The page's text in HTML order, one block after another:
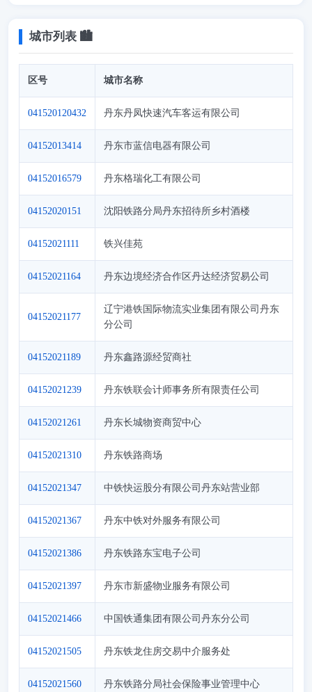
城市列表 🏙️
区号 城市名称
041520120432 丹东丹凤快速汽车客运有限公司
04152013414 丹东市蓝信电器有限公司
04152016579 丹东格瑞化工有限公司
04152020151 沈阳铁路分局丹东招待所乡村酒楼
04152021111 铁兴佳苑
04152021164 丹东边境经济合作区丹达经济贸易公司
04152021177
辽宁港铁国际物流实业集团有限公司丹东
分公司
04152021189 丹东鑫路源经贸商社
04152021239 丹东铁联会计师事务所有限责任公司
04152021261 丹东长城物资商贸中心
04152021310 丹东铁路商场
04152021347 中铁快运股分有限公司丹东站营业部
04152021367 丹东中铁对外服务有限公司
04152021386 丹东铁路东宝电子公司
04152021397 丹东市新盛物业服务有限公司
04152021466 中国铁通集团有限公司丹东分公司
04152021505 丹东铁龙住房交易中介服务处
04152021560 丹东铁路分局社会保险事业管理中心